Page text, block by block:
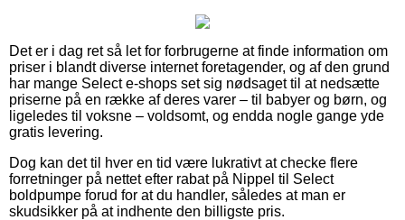
Det er i dag ret så let for forbrugerne at finde information om
priser i blandt diverse internet foretagender, og af den grund
har mange Select e-shops set sig nødsaget til at nedsætte
priserne på en række af deres varer – til babyer og børn, og
ligeledes til voksne – voldsomt, og endda nogle gange yde
gratis levering.
Dog kan det til hver en tid være lukrativt at checke flere
forretninger på nettet efter rabat på Nippel til Select
boldpumpe forud for at du handler, således at man er
skudsikker på at indhente den billigste pris.